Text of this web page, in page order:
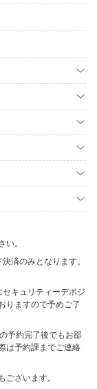
い。
済のみとなります。
キュリティーデポジ
りますので予めご了
予約完了後でもお部
は予約課までご連絡
ございます。